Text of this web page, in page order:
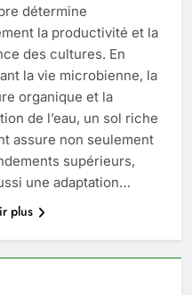
détermine
la productivité et la
des cultures. En
la vie microbienne, la
organique et la
de l’eau, un sol riche
assure non seulement
supérieurs,
une adaptation…
plus